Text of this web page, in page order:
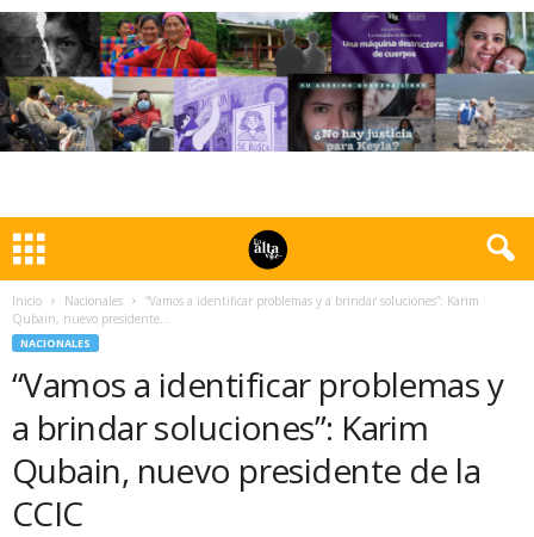
Inicio Nacionales
“Vamos a identificar problemas y a brindar soluciones”: Karim
Qubain, nuevo presidente...
NACIONALES
“Vamos a identificar problemas y
a brindar soluciones”: Karim
Qubain, nuevo presidente de la
CCIC